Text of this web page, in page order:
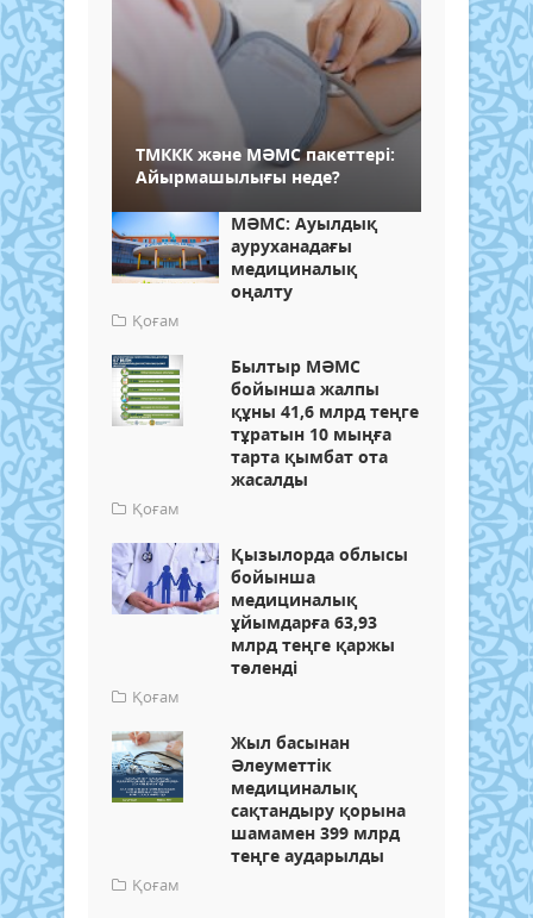
ТМККК және МӘМС пакеттері:
Айырмашылығы неде?
МӘМС: Ауылдық
ауруханадағы
медициналық
оңалту
Қоғам
Былтыр МӘМС
бойынша жалпы
құны 41,6 млрд теңге
тұратын 10 мыңға
тарта қымбат ота
жасалды
Қоғам
Қызылорда облысы
бойынша
медициналық
ұйымдарға 63,93
млрд теңге қаржы
төленді
Қоғам
Жыл басынан
Әлеуметтік
медициналық
сақтандыру қорына
шамамен 399 млрд
теңге аударылды
Қоғам